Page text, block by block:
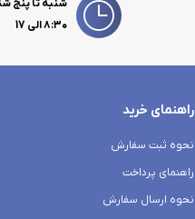
شنبه تا پنج
۸:۳۰ الی 17
راهنمای خرید
نحوه ثبت سفارش
راهنمای پرداخت
نحوه ارسال سفارش